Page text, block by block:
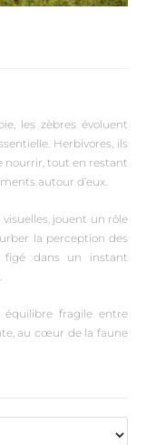
les zèbres évoluent
Herbivores, ils
nourrir, tout en restant
autour d’eux.
jouent un rôle
la perception des
figé dans un instant
équilibre fragile entre
au cœur de la faune